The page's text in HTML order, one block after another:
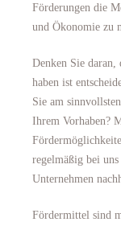
Förderungen die
und Ökonomie zu
Denken Sie daran,
haben ist
Sie am
Ihrem Vorhaben?
regelmäßig bei
Unternehmen
Fördermittel sind